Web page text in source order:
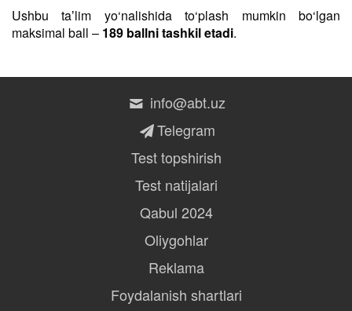
Ushbu taʼlim yo‘nalishida to‘plash mumkin bo‘lgan
maksimal ball – 189 ballni tashkil etadi.
info@abt.uz
Telegram
Test topshirish
Test natijalari
Qabul 2024
Oliygohlar
Reklama
Foydalanish shartlari